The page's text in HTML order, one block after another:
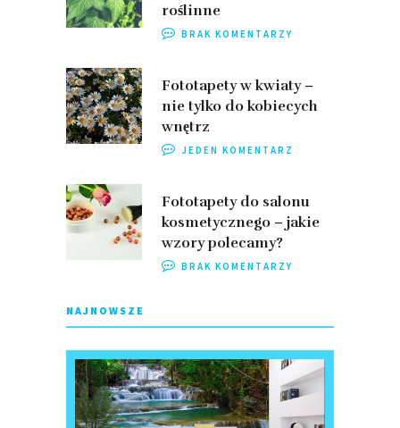
roślinne
BRAK KOMENTARZY
Fototapety w kwiaty –
nie tylko do kobiecych
wnętrz
JEDEN KOMENTARZ
Fototapety do salonu
kosmetycznego – jakie
wzory polecamy?
BRAK KOMENTARZY
NAJNOWSZE